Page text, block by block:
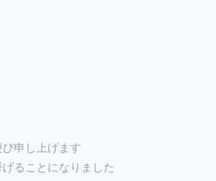
申し上げます
ることになりました